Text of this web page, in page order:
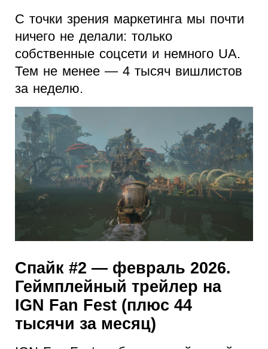
С точки зрения маркетинга мы почти
ничего не делали: только
собственные соцсети и немного UA.
Тем не менее — 4 тысяч вишлистов
за неделю.
Спайк #2 — февраль 2026.
Геймплейный трейлер на
IGN Fan Fest (плюс 44
тысячи за месяц)